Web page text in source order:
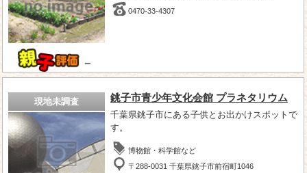
－
0470-33-4307
現地未調査 銚子市青少年文化会館 プラネタリウム
千葉県銚子市にある子供とお出かけスポットで
す。
博物館・科学館など
〒288-0031 千葉県銚子市前宿町1046